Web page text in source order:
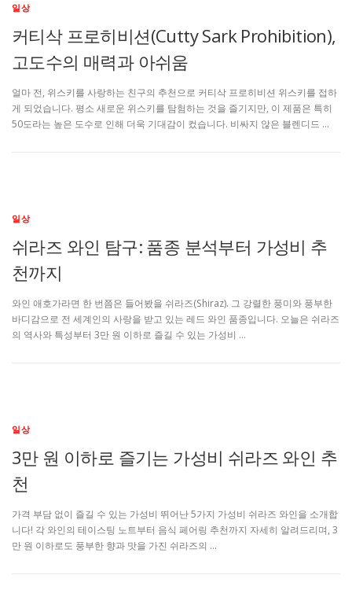
일상
커티삭 프로히비션(Cutty Sark Prohibition),
고도수의 매력과 아쉬움
얼마 전, 위스키를 사랑하는 친구의 추천으로 커티삭 프로히비션 위스키를 접하
게 되었습니다. 평소 새로운 위스키를 탐험하는 것을 즐기지만, 이 제품은 특히
50도라는 높은 도수로 인해 더욱 기대감이 컸습니다. 비싸지 않은 블렌디드 …
일상
쉬라즈 와인 탐구: 품종 분석부터 가성비 추
천까지
와인 애호가라면 한 번쯤은 들어봤을 쉬라즈(Shiraz). 그 강렬한 풍미와 풍부한
바디감으로 전 세계인의 사랑을 받고 있는 레드 와인 품종입니다. 오늘은 쉬라즈
의 역사와 특성부터 3만 원 이하로 즐길 수 있는 가성비 …
일상
3만 원 이하로 즐기는 가성비 쉬라즈 와인 추
천
가격 부담 없이 즐길 수 있는 가성비 뛰어난 5가지 가성비 쉬라즈 와인을 소개합
니다! 각 와인의 테이스팅 노트부터 음식 페어링 추천까지 자세히 알려드리며, 3
만 원 이하로도 풍부한 향과 맛을 가진 쉬라즈의 …